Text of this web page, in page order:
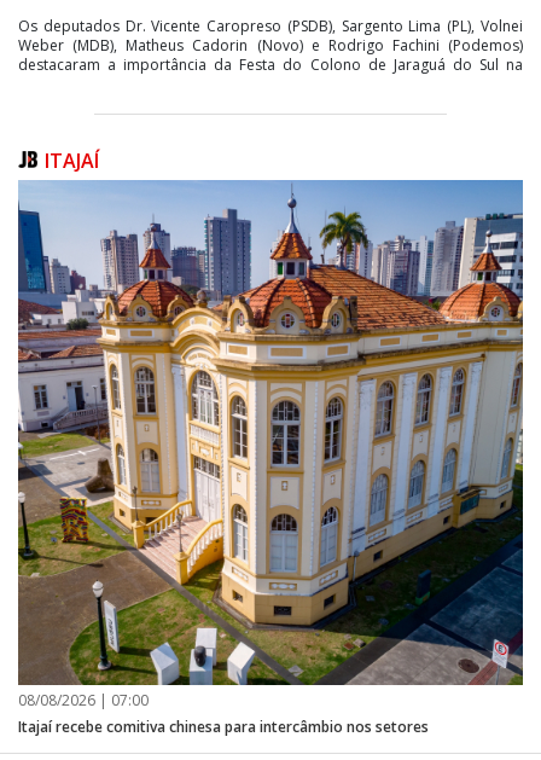
Os deputados Dr. Vicente Caropreso (PSDB), Sargento Lima (PL), Volnei
Weber (MDB), Matheus Cadorin (Novo) e Rodrigo Fachini (Podemos)
destacaram a importância da Festa do Colono de Jaraguá do Sul na
ITAJAÍ
08/08/2026 | 07:00
Itajaí recebe comitiva chinesa para intercâmbio nos setores